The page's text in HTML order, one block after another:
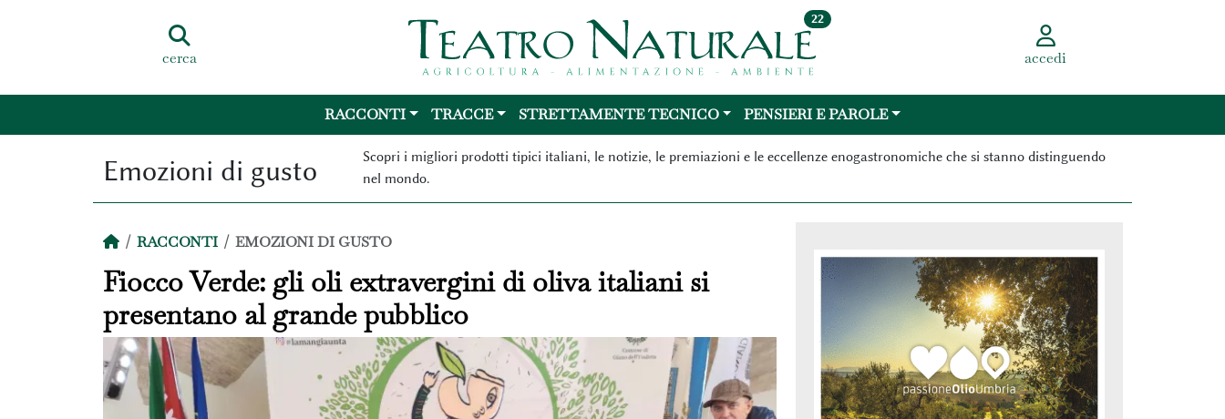
cerca
22
accedi
RACCONTI TRACCE STRETTAMENTE TECNICO PENSIERI E PAROLE
Emozioni di gusto
Scopri i migliori prodotti tipici italiani, le notizie, le premiazioni e le eccellenze enogastronomiche che si stanno distinguendo
nel mondo.
RACCONTI EMOZIONI DI GUSTO
Fiocco Verde: gli oli extravergini di oliva italiani si
presentano al grande pubblico